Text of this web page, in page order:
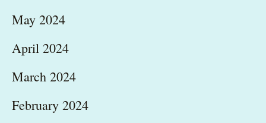
May 2024
April 2024
March 2024
February 2024